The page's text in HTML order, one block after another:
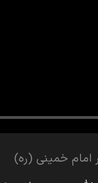
امام خمینی (ره)